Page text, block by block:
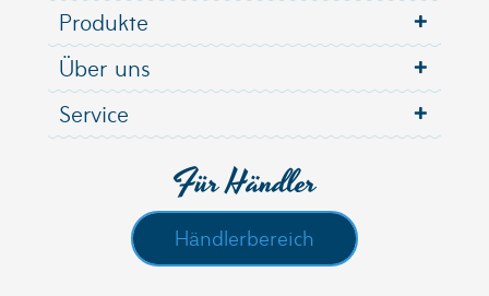
Produkte
Über uns
Service
Für Händler
Händlerbereich